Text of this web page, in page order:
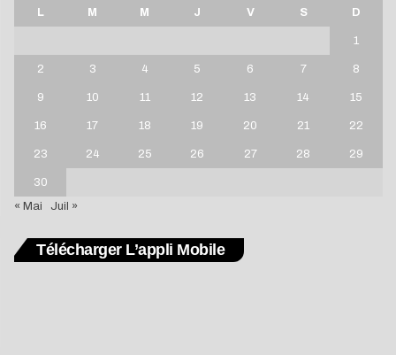
L M M J V S D
1
2 3 4 5 6 7 8
9 10 11 12 13 14 15
16 17 18 19 20 21 22
23 24 25 26 27 28 29
30
« Mai
Juil »
Télécharger L’appli Mobile